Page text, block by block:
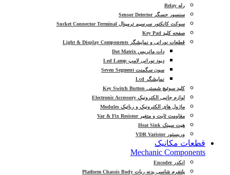
رله Relay
سنسور حسگر Sensor Detector
سوکت کانکتور سرسیم ترمینال Sucket Connector Terminal
صفحه کلید Key Pad
قطعات نورانی و نمایشگر Light & Display Components
دات ماتریس Dot Matrix
دیود نورانی لامپ Led Lamp
سون سگمنت Seven Segment
نمایشگر Lcd
کلید سوئیچ شستی Key Switch Button
لوازم جانبی الکترونیک Electronic Accessory
ماژول های الکترونیک و رباتیک Modules
مقاومت ثابت و متغیر Var & Fix Resistor
هیت سینک Heat Sink
وریستور VDR Varistor
قطعات مکانیک
Mechanic Components
انکدر Encoder
پلتفرم شاسی بدنه ربات Platform Chassis Body